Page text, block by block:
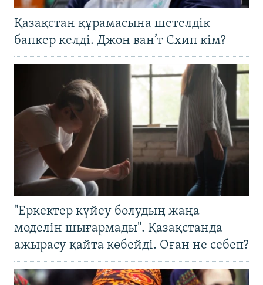
Қазақстан құрамасына шетелдік
бапкер келді. Джон ван’т Схип кім?
"Еркектер күйеу болудың жаңа
моделін шығармады". Қазақстанда
ажырасу қайта көбейді. Оған не себеп?